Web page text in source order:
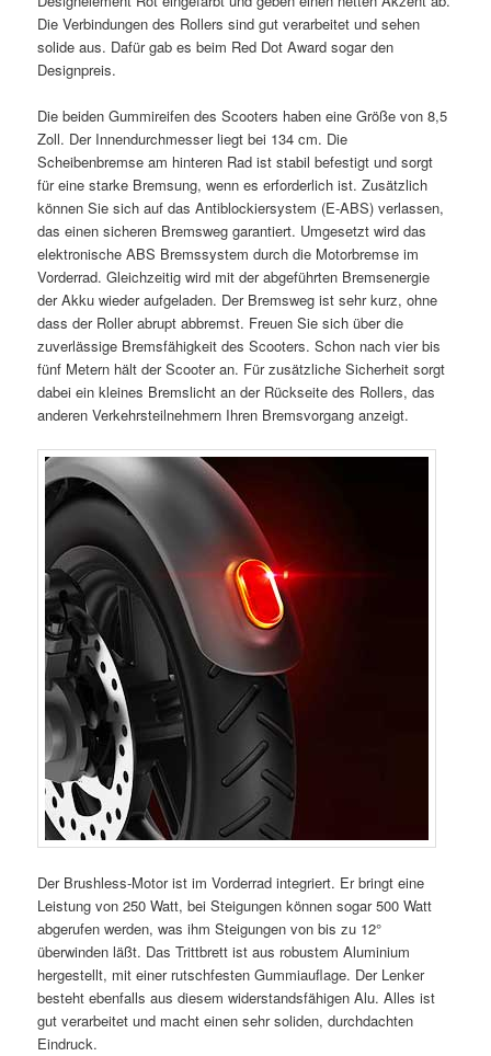
Die Verbindungen des Rollers sind gut verarbeitet und sehen
solide aus. Dafür gab es beim Red Dot Award sogar den
Designpreis.
Die beiden Gummireifen des Scooters haben eine Größe von 8,5
Zoll. Der Innendurchmesser liegt bei 134 cm. Die
Scheibenbremse am hinteren Rad ist stabil befestigt und sorgt
für eine starke Bremsung, wenn es erforderlich ist. Zusätzlich
können Sie sich auf das Antiblockiersystem (E-ABS) verlassen,
das einen sicheren Bremsweg garantiert. Umgesetzt wird das
elektronische ABS Bremssystem durch die Motorbremse im
Vorderrad. Gleichzeitig wird mit der abgeführten Bremsenergie
der Akku wieder aufgeladen. Der Bremsweg ist sehr kurz, ohne
dass der Roller abrupt abbremst. Freuen Sie sich über die
zuverlässige Bremsfähigkeit des Scooters. Schon nach vier bis
fünf Metern hält der Scooter an. Für zusätzliche Sicherheit sorgt
dabei ein kleines Bremslicht an der Rückseite des Rollers, das
anderen Verkehrsteilnehmern Ihren Bremsvorgang anzeigt.
Der Brushless-Motor ist im Vorderrad integriert. Er bringt eine
Leistung von 250 Watt, bei Steigungen können sogar 500 Watt
abgerufen werden, was ihm Steigungen von bis zu 12°
überwinden läßt. Das Trittbrett ist aus robustem Aluminium
hergestellt, mit einer rutschfesten Gummiauflage. Der Lenker
besteht ebenfalls aus diesem widerstandsfähigen Alu. Alles ist
gut verarbeitet und macht einen sehr soliden, durchdachten
Eindruck.